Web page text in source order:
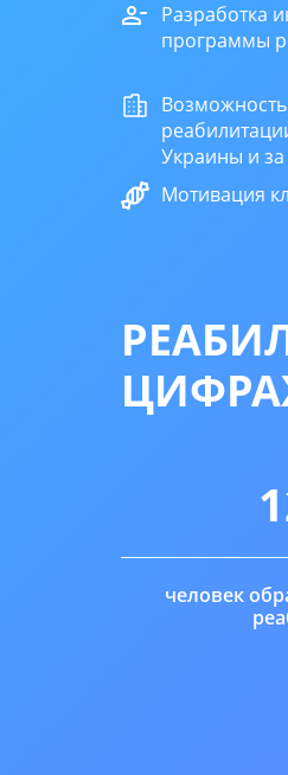
Разработка
программы
Украины и
Мотивация
человек